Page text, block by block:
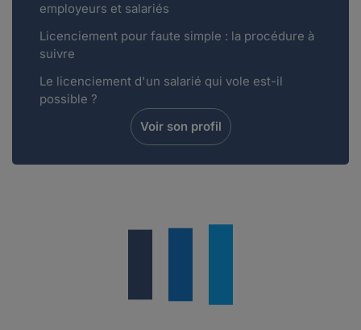
employeurs et salariés
Licenciement pour faute simple : la procédure à
suivre
Le licenciement d'un salarié qui vole est-il
possible ?
Voir son profil